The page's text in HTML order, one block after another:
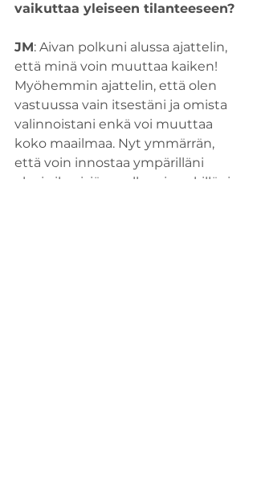
vaikuttaa yleiseen tilanteeseen?
JM: Aivan polkuni alussa ajattelin,
että minä voin muuttaa kaiken!
Myöhemmin ajattelin, että olen
vastuussa vain itsestäni ja omista
valinnoistani enkä voi muuttaa
koko maailmaa. Nyt ymmärrän,
että voin innostaa ympärilläni
olevia ihmisiä omalla esimerkilläni